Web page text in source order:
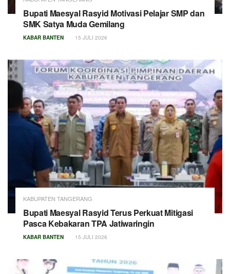
Bupati Maesyal Rasyid Motivasi Pelajar SMP dan
SMK Satya Muda Gemilang
KABAR BANTEN 15 JULI 2026
KABUPATEN TANGERANG
Bupati Maesyal Rasyid Terus Perkuat Mitigasi
Pasca Kebakaran TPA Jatiwaringin
KABAR BANTEN 15 JULI 2026